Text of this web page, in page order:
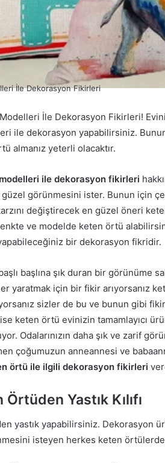
İle Dekorasyon Fikirleri
İle Dekorasyon Fikirleri!
ile dekorasyon yapabilirsiniz.
almanız yeterli olacaktır.
ile dekorasyon fikirleri
görünmesini ister. Bunun için
değiştirecek en güzel öneri
ve modelde keten örtü
bir dekorasyon fikridir.
başlına şık duran bir görünüme
yaratmak için bir fikir arıyorsanız
sizler de bu ve bunun gibi
keten örtü evinizin tamamlayıcı
Odalarınızın daha şık ve zarif
çoğumuzun anneannesi ve
örtü ile ilgili dekorasyon fikirleri
Yastık Kılıfı
yastık yapabilirsiniz. Dekorasyon
isteyen herkes keten